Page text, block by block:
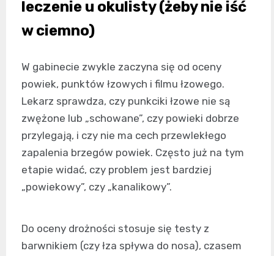
leczenie u okulisty (żeby nie iść
w ciemno)
W gabinecie zwykle zaczyna się od oceny
powiek, punktów łzowych i filmu łzowego.
Lekarz sprawdza, czy punkciki łzowe nie są
zwężone lub „schowane”, czy powieki dobrze
przylegają, i czy nie ma cech przewlekłego
zapalenia brzegów powiek. Często już na tym
etapie widać, czy problem jest bardziej
„powiekowy”, czy „kanalikowy”.
Do oceny drożności stosuje się testy z
barwnikiem (czy łza spływa do nosa), czasem